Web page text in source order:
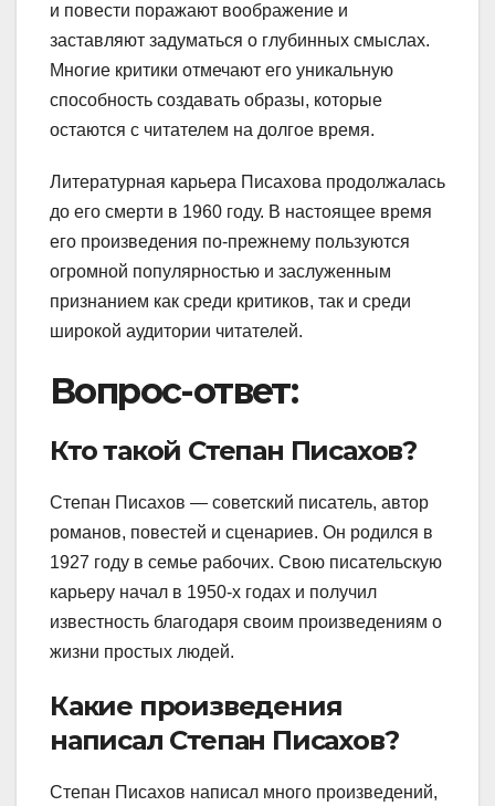
и повести поражают воображение и
заставляют задуматься о глубинных смыслах.
Многие критики отмечают его уникальную
способность создавать образы, которые
остаются с читателем на долгое время.
Литературная карьера Писахова продолжалась
до его смерти в 1960 году. В настоящее время
его произведения по-прежнему пользуются
огромной популярностью и заслуженным
признанием как среди критиков, так и среди
широкой аудитории читателей.
Вопрос-ответ:
Кто такой Степан Писахов?
Степан Писахов — советский писатель, автор
романов, повестей и сценариев. Он родился в
1927 году в семье рабочих. Свою писательскую
карьеру начал в 1950-х годах и получил
известность благодаря своим произведениям о
жизни простых людей.
Какие произведения
написал Степан Писахов?
Степан Писахов написал много произведений,